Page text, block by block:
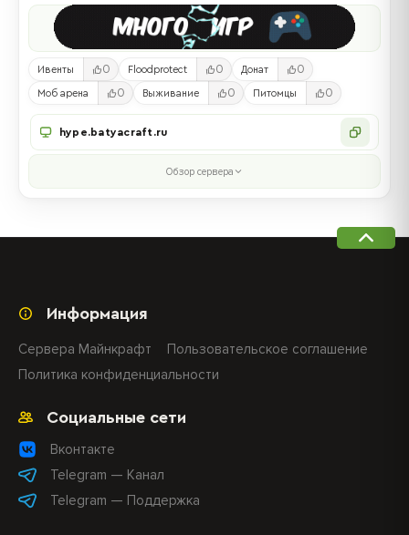
Ивенты 0 Floodprotect 0 Донат 0
Моб арена 0 Выживание 0 Питомцы 0
hype.batyacraft.ru
Обзор сервера
Социальные сети
Вконтакте
Telegram — Канал
Telegram — Поддержка
Информация
Сервера Майнкрафт
Пользовательское соглашение
Политика конфиденциальности